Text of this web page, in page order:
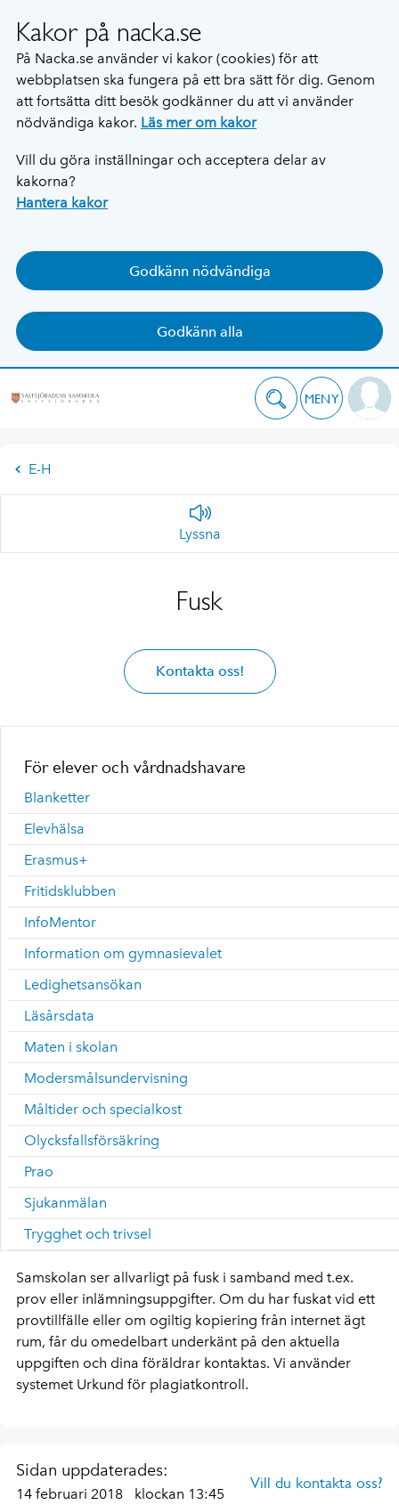
Kakor på nacka.se
På Nacka.se använder vi kakor (cookies) för att
webbplatsen ska fungera på ett bra sätt för dig. Genom
att fortsätta ditt besök godkänner du att vi använder
nödvändiga kakor. Läs mer om kakor
Vill du göra inställningar och acceptera delar av
kakorna?
Hantera kakor
Godkänn nödvändiga
Godkänn alla
MENY
E-H
Lyssna
Fusk
Kontakta oss!
För elever och vårdnadshavare
Blanketter
Elevhälsa
Erasmus+
Fritidsklubben
InfoMentor
Information om gymnasievalet
Ledighetsansökan
Läsårsdata
Maten i skolan
Modersmålsundervisning
Måltider och specialkost
Olycksfallsförsäkring
Prao
Sjukanmälan
Trygghet och trivsel
Samskolan ser allvarligt på fusk i samband med t.ex.
prov eller inlämningsuppgifter. Om du har fuskat vid ett
provtillfälle eller om ogiltig kopiering från internet ägt
rum, får du omedelbart underkänt på den aktuella
uppgiften och dina föräldrar kontaktas. Vi använder
systemet Urkund för plagiatkontroll.
Sidan uppdaterades:
14 februari 2018 klockan 13:45
Vill du kontakta oss?